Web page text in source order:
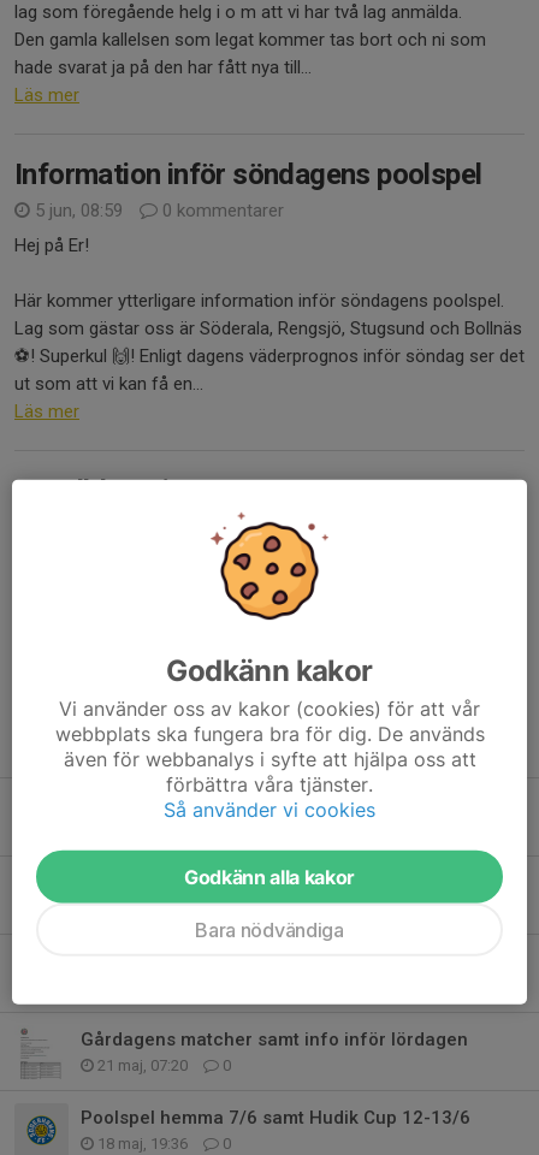
lag som föregående helg i o m att vi har två lag anmälda.
Den gamla kallelsen som legat kommer tas bort och ni som
hade svarat ja på den har fått nya till...
Läs mer
Information inför söndagens poolspel
5 jun, 08:59
0 kommentarer
Hej på Er!
Här kommer ytterligare information inför söndagens poolspel.
Lag som gästar oss är Söderala, Rengsjö, Stugsund och Bollnäs
⚽! Superkul 🙌! Enligt dagens väderprognos inför söndag ser det
ut som att vi kan få en...
Läs mer
Inställd träning 7/6
0 kommentarer
Söndagens träning (7/6) är inställd eftersom vi har poolspel på
Fler nyheter
Poolspel hemma 7/6
Träningen idag är 17,00....
24 maj, 14:18 0
Gårdagens matcher samt info inför lördagen
21 maj, 07:20 0
Poolspel hemma 7/6 samt Hudik Cup 12-13/6
18 maj, 19:36 0
Godkänn kakor
Vi använder oss av kakor (cookies) för att vår
webbplats ska fungera bra för dig. De används
även för webbanalys i syfte att hjälpa oss att
förbättra våra tjänster.
Så använder vi cookies
Godkänn alla kakor
Bara nödvändiga